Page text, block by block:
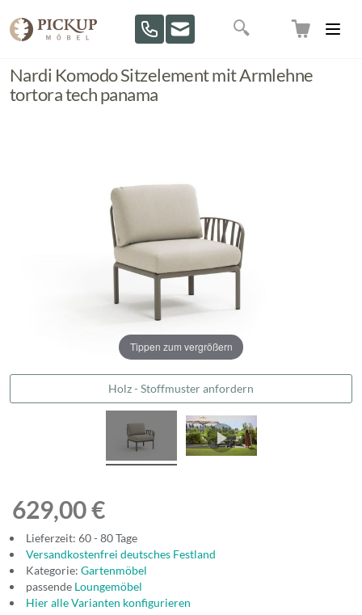
Suche
Nardi Komodo Sitzelement mit Armlehne
tortora tech panama
Tippen zum vergrößern
Holz - Stoffmuster anfordern
629,00 €
Lieferzeit: 60 - 80 Tage
Versandkostenfrei deutsches Festland
Kategorie: Gartenmöbel
passende Loungemöbel
Hier alle Varianten konfigurieren